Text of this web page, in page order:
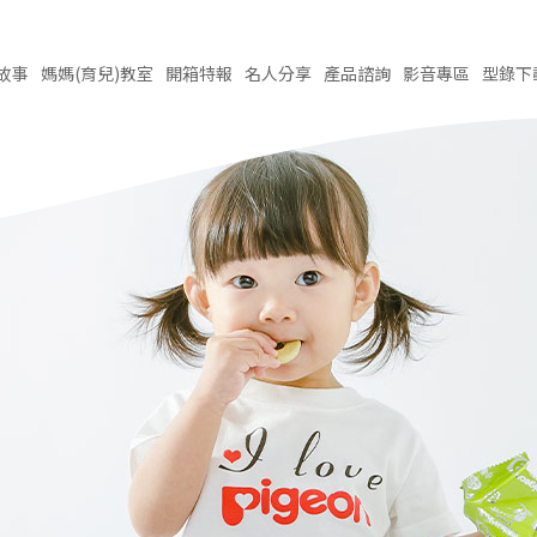
事 媽媽(育兒)教室 開箱特報 名人分享 產品諮詢 影音專區 型錄下